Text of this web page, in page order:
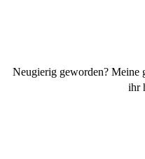
Neugierig geworden? Meine
ihr